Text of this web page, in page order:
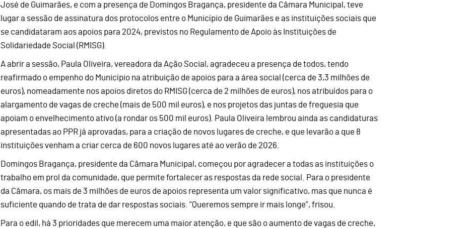
José de Guimarães, e com a presença de Domingos Bragança, presidente da Câmara Municipal, teve
lugar a sessão de assinatura dos protocolos entre o Município de Guimarães e as instituições sociais que
se candidataram aos apoios para 2024, previstos no Regulamento de Apoio às Instituições de
Solidariedade Social (RMISG).
A abrir a sessão, Paula Oliveira, vereadora da Ação Social, agradeceu a presença de todos, tendo
reafirmado o empenho do Município na atribuição de apoios para a área social (cerca de 3,3 milhões de
euros), nomeadamente nos apoios diretos do RMISG (cerca de 2 milhões de euros), nos atribuídos para o
alargamento de vagas de creche (mais de 500 mil euros), e nos projetos das juntas de freguesia que
apoiam o envelhecimento ativo (a rondar os 500 mil euros). Paula Oliveira lembrou ainda as candidaturas
apresentadas ao PPR já aprovadas, para a criação de novos lugares de creche, e que levarão a que 8
instituições venham a criar cerca de 600 novos lugares até ao verão de 2026.
Domingos Bragança, presidente da Câmara Municipal, começou por agradecer a todas as instituições o
trabalho em prol da comunidade, que permite fortalecer as respostas da rede social. Para o presidente
da Câmara, os mais de 3 milhões de euros de apoios representa um valor significativo, mas que nunca é
suficiente quando de trata de dar respostas sociais. “Queremos sempre ir mais longe”, frisou.
Para o edil, há 3 prioridades que merecem uma maior atenção, e que são o aumento de vagas de creche,